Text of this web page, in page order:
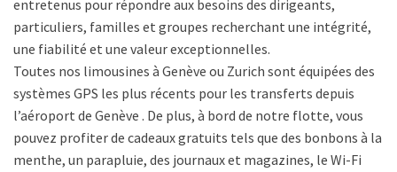
entretenus pour répondre aux besoins des dirigeants,
particuliers, familles et groupes recherchant une intégrité,
une fiabilité et une valeur exceptionnelles.
Toutes nos limousines à Genève ou Zurich sont équipées des
systèmes GPS les plus récents pour les transferts depuis
l’aéroport de Genève . De plus, à bord de notre flotte, vous
pouvez profiter de cadeaux gratuits tels que des bonbons à la
menthe, un parapluie, des journaux et magazines, le Wi-Fi